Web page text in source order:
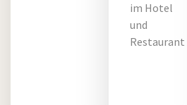
im Hotel
und
Restaurant